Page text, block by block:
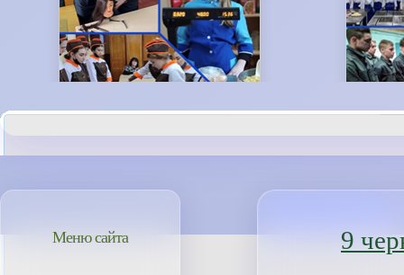
9
Меню сайта